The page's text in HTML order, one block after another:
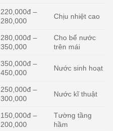
220,000đ –
280,000
Chịu nhiệt cao
280,000đ –
350,000
Cho bể nước
trên mái
350,000đ –
450,000
Nước sinh hoạt
250,000đ –
300,000
Nước kĩ thuật
150,000đ –
200,000
Tường tầng
hầm